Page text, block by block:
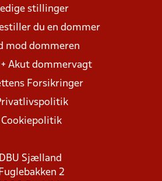
stillinger
du en dommer
mod dommeren
Akut dommervagt
Forsikringer
Cookiepolitik
DBU Sjælland
Fuglebakken 2